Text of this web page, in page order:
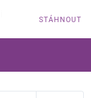
STÁHNOUT